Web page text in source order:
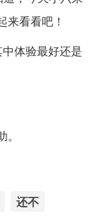
来看看吧！
体验最好还是
还不